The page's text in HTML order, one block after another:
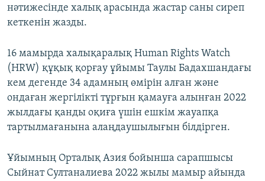
нәтижесінде халық арасында жастар саны сиреп
кеткенін жазды.
16 мамырда халықаралық Human Rights Watch
(HRW) құқық қорғау ұйымы Таулы Бадахшандағы
кем дегенде 34 адамның өмірін алған және
ондаған жергілікті тұрғын қамауға алынған 2022
жылдағы қанды оқиға үшін ешкім жауапқа
тартылмағанына алаңдаушылығын білдірген.
Ұйымның Орталық Азия бойынша сарапшысы
Сыйнат Султаналиева 2022 жылы мамыр айында